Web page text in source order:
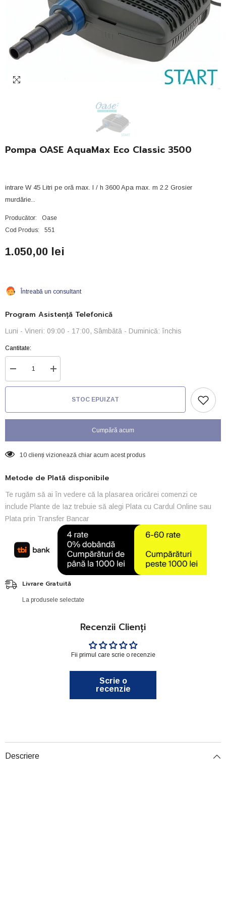
Pompa OASE AquaMax Eco Classic 3500
intrare W 45 Litri pe oră max. l / h 3600 Apa max. m 2.2 Grosier
murdărie...
Producător:
Oase
Cod Produs:
551
1.050,00 lei
Întreabă un consultant
Program Asistență Telefonică
Luni - Vineri: 09:00 - 17:00, Sâmbătă - Duminică: închis
Cantitate:
Reduceți
cantitatea
pentru
Creșteți
cantitatea
pentru
STOC EPUIZAT
Cumpără acum
10 clienți vizionează chiar acum acest produs
Metode de Plată disponibile
Te rugăm să ai în vedere că la plasarea oricărei comenzi ce
include Plante de Iaz trebuie să alegi Plata cu Cardul Online sau
Plata prin Transfer Bancar
Livrare Gratuită
La produsele selectate
Recenzii Clienți
Fii primul care scrie o recenzie
Scrie o
recenzie
Descriere